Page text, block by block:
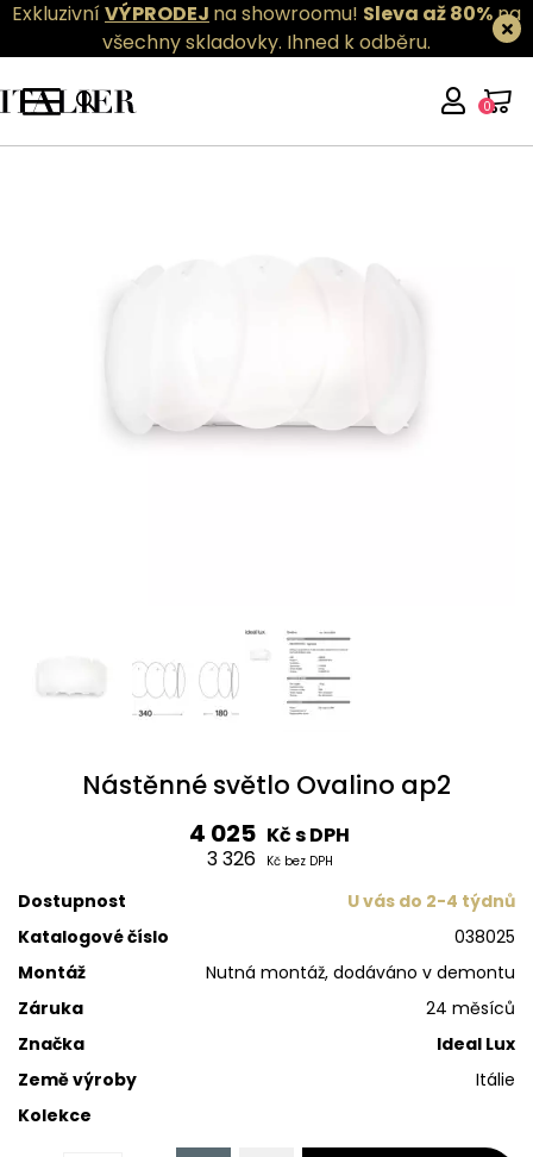
ExkluzivníVÝPRODEJ na showroomu! Sleva až 80%na
všechny skladovky. Ihned k odběru.
0
Nástěnné světlo Ovalino ap2
4 025 Kč s DPH
3 326
Kč bez DPH
Dostupnost
U vás do 2-4 týdnů
Katalogové číslo
038025
Montáž
Nutná montáž, dodáváno v demontu
Záruka
24 měsíců
Značka
Ideal Lux
Země výroby
Itálie
Kolekce